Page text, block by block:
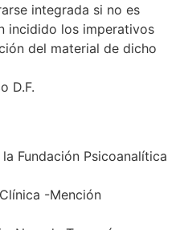
integrada si no es
incidido los imperativos
del material de dicho
D.F.
Fundación Psicoanalítica
-Mención